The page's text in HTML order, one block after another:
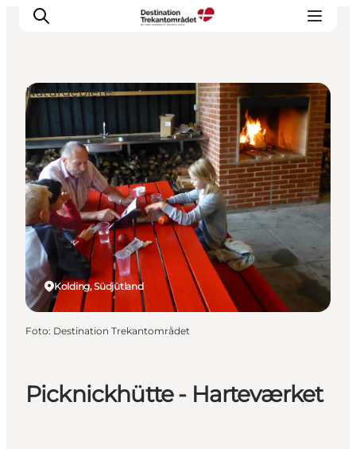
LEGOLAND® Billund Resort
Städte
Erlebnisse
Unterkünfte
Reiseplanung
Tickets
Picknickhütte - Harteværket
Kolding, Südjütland
Naturgebiete
Foto: Destination Trekantområdet